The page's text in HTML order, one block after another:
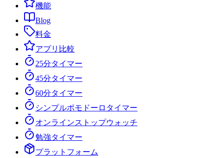
機能
Blog
料金
アプリ比較
25分タイマー
45分タイマー
60分タイマー
シンプルポモドーロタイマー
オンラインストップウォッチ
勉強タイマー
プラットフォーム